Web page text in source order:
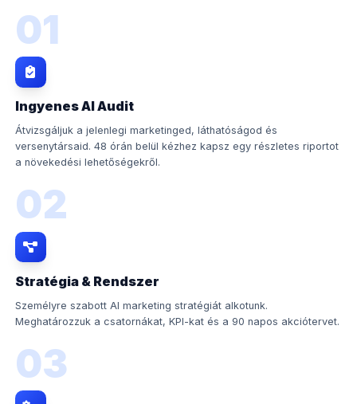
01
Ingyenes AI Audit
Átvizsgáljuk a jelenlegi marketinged, láthatóságod és
versenytársaid. 48 órán belül kézhez kapsz egy részletes riportot
a növekedési lehetőségekről.
02
Stratégia & Rendszer
Személyre szabott AI marketing stratégiát alkotunk.
Meghatározzuk a csatornákat, KPI-kat és a 90 napos akciótervet.
03